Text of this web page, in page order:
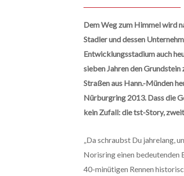
Dem Weg zum Himmel wird
Stadler und dessen
Entwicklungsstadium auch
sieben Jahren den
Straßen aus Hann.-Münden
Nürburgring 2013. Dass die
kein Zufall: die tst-Story,
„Da schraubst Du jahrelang,
Norisring einen bedeutenden
40-minütigen Rennen